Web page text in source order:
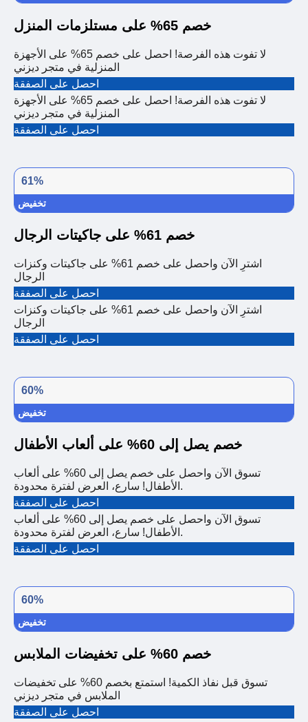
خصم 65% على مستلزمات المنزل
لا تفوت هذه الفرصة! احصل على خصم 65% على الأجهزة
المنزلية في متجر ديزني
احصل على الصفقة
لا تفوت هذه الفرصة! احصل على خصم 65% على الأجهزة
المنزلية في متجر ديزني
احصل على الصفقة
61%
تخفيض
خصم 61% على جاكيتات الرجال
اشترِ الآن واحصل على خصم 61% على جاكيتات وكنزات
الرجال
احصل على الصفقة
اشترِ الآن واحصل على خصم 61% على جاكيتات وكنزات
الرجال
احصل على الصفقة
60%
تخفيض
خصم يصل إلى 60% على ألعاب الأطفال
تسوق الآن واحصل على خصم يصل إلى 60% على ألعاب
الأطفال! سارع، العرض لفترة محدودة.
احصل على الصفقة
تسوق الآن واحصل على خصم يصل إلى 60% على ألعاب
الأطفال! سارع، العرض لفترة محدودة.
احصل على الصفقة
60%
تخفيض
خصم 60% على تخفيضات الملابس
تسوق قبل نفاذ الكمية! استمتع بخصم 60% على تخفيضات
الملابس في متجر ديزني
احصل على الصفقة